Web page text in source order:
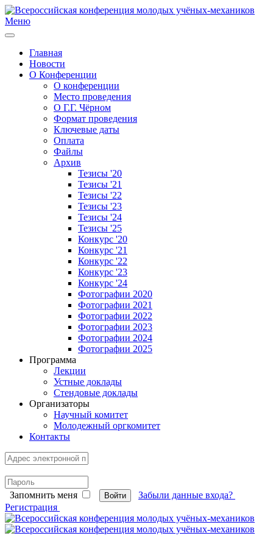
Меню
Главная
Новости
О Конференции
О конференции
Место проведения
О Г.Г. Чёрном
Формат проведения
Ключевые даты
Оплата
Файлы
Архив
Тезисы '20
Тезисы '21
Тезисы '22
Тезисы '23
Тезисы '24
Тезисы '25
Конкурс '20
Конкурс '21
Конкурс '22
Конкурс '23
Конкурс '24
Фотографии 2020
Фотографии 2021
Фотографии 2022
Фотографии 2023
Фотографии 2024
Фотографии 2025
Программа
Лекции
Устные доклады
Стендовые доклады
Организаторы
Научный комитет
Молодежный оргкомитет
Контакты
Запомнить меня Войти
Забыли данные входа?
Регистрация